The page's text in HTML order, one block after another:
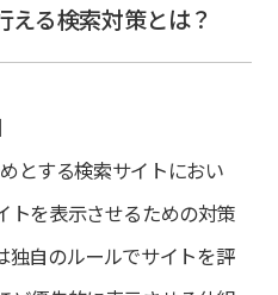
プライバシーポリシー
無料Zoom相談
える検索対策とは？
とする検索サイトにおい
トを表示させるための対策
独自のルールでサイトを評